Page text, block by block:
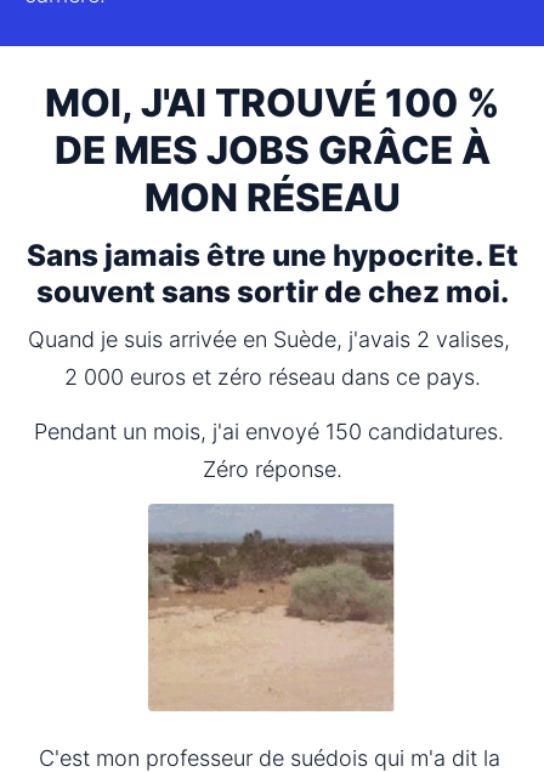
MOI, J'AI TROUVÉ 100 %
DE MES JOBS GRÂCE À
MON RÉSEAU
Sans jamais être une hypocrite. Et
souvent sans sortir de chez moi.
Quand je suis arrivée en Suède, j'avais 2 valises,
2 000 euros et zéro réseau dans ce pays.
Pendant un mois, j'ai envoyé 150 candidatures.
Zéro réponse.
C'est mon professeur de suédois qui m'a dit la